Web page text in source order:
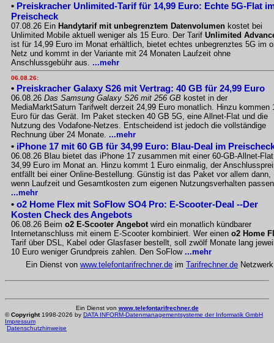
• Preiskracher Unlimited-Tarif für 14,99 Euro: Echte 5G-Flat
Preischeck
07.08.26 Ein Handytarif mit unbegrenztem Datenvolumen kostet bei
Unlimited Mobile aktuell weniger als 15 Euro. Der Tarif Unlimited
ist für 14,99 Euro im Monat erhältlich, bietet echtes unbegrenztes 5G im
Netz und kommt in der Variante mit 24 Monaten Laufzeit ohne
Anschlussgebühr aus. ...mehr
06.08.26:
• Preiskracher Galaxy S26 mit Vertrag: 40 GB für 24,99 Euro
06.08.26 Das Samsung Galaxy S26 mit 256 GB kostet in der
MediaMarktSaturn Tarifwelt derzeit 24,99 Euro monatlich. Hinzu kommen
Euro für das Gerät. Im Paket stecken 40 GB 5G, eine Allnet-Flat und die
Nutzung des Vodafone-Netzes. Entscheidend ist jedoch die vollständige
Rechnung über 24 Monate. ...mehr
• iPhone 17 mit 60 GB für 34,99 Euro: Blau-Deal im
06.08.26 Blau bietet das iPhone 17 zusammen mit einer 60-GB-Allnet-
34,99 Euro im Monat an. Hinzu kommt 1 Euro einmalig, der
entfällt bei einer Online-Bestellung. Günstig ist das Paket vor allem dann,
wenn Laufzeit und Gesamtkosten zum eigenen Nutzungsverhalten
...mehr
• o2 Home Flex mit SoFlow SO4 Pro: E-Scooter-Deal --Der
Kosten Check des Angebots
06.08.26 Beim o2 E-Scooter Angebotwird ein monatlich kündbarer
Internetanschluss mit einem E-Scooter kombiniert. Wer einen o2 Home
Tarif über DSL, Kabel oder Glasfaser bestellt, soll zwölf Monate lang
10 Euro weniger Grundpreis zahlen. Den SoFlow ...mehr
Ein Dienst von www.telefontarifrechner.de im Tarifrechner.de Netzwerk
Ein Dienst von www.telefontarifrechner.de
©Copyright1998-2026 by DATA INFORM-Datenmanagementsysteme der Informatik GmbH
Impressum
Datenschutzhinweise